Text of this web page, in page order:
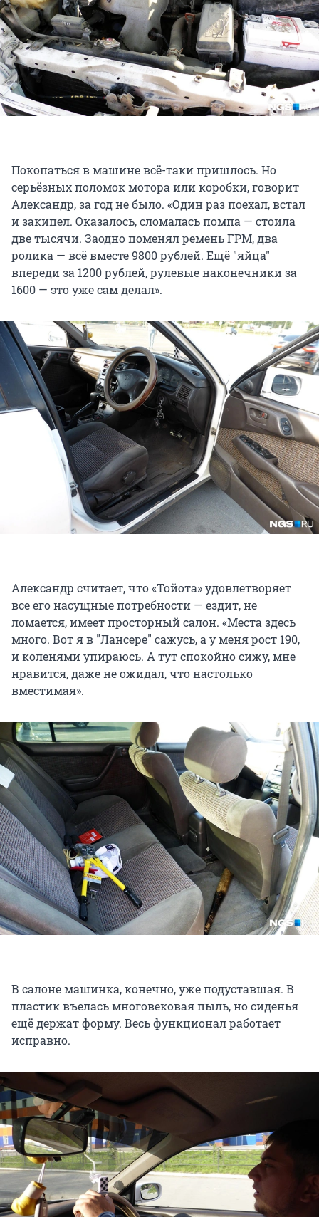
Покопаться в машине всё-таки пришлось. Но
серьёзных поломок мотора или коробки, говорит
Александр, за год не было. «Один раз поехал, встал
и закипел. Оказалось, сломалась помпа — стоила
две тысячи. Заодно поменял ремень ГРМ, два
ролика — всё вместе 9800 рублей. Ещё "яйца"
впереди за 1200 рублей, рулевые наконечники за
1600 — это уже сам делал».
Александр считает, что «Тойота» удовлетворяет
все его насущные потребности — ездит, не
ломается, имеет просторный салон. «Места здесь
много. Вот я в "Лансере" сажусь, а у меня рост 190,
и коленями упираюсь. А тут спокойно сижу, мне
нравится, даже не ожидал, что настолько
вместимая».
В салоне машинка, конечно, уже подуставшая. В
пластик въелась многовековая пыль, но сиденья
ещё держат форму. Весь функционал работает
исправно.